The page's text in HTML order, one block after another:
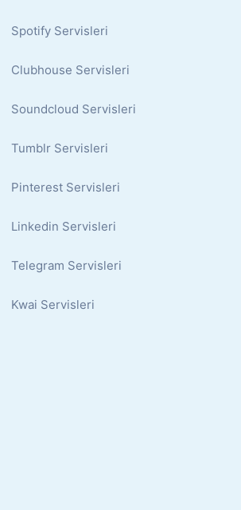
Spotify Servisleri
Clubhouse Servisleri
Soundcloud Servisleri
Tumblr Servisleri
Pinterest Servisleri
Linkedin Servisleri
Telegram Servisleri
Kwai Servisleri